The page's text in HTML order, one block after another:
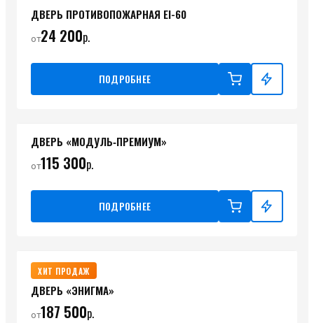
ДВЕРЬ ПРОТИВОПОЖАРНАЯ ЕI-60
от24 200р.
ПОДРОБНЕЕ
ДВЕРЬ «МОДУЛЬ‑ПРЕМИУМ»
от115 300р.
ПОДРОБНЕЕ
ХИТ ПРОДАЖ
ДВЕРЬ «ЭНИГМА»
от187 500р.